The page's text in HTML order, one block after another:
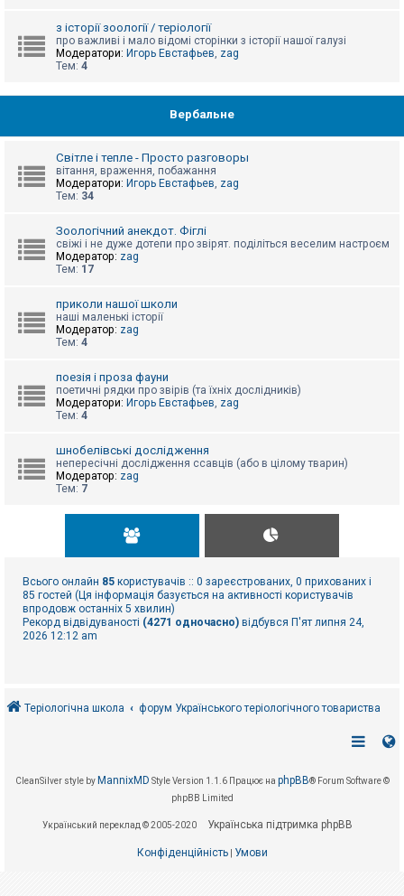
з історії зоології / теріології
про важливі і мало відомі сторінки з історії нашої галузі
Модератори: Игорь Евстафьев, zag
Тем: 4
Вербальне
Світле і тепле - Просто разговоры
вітання, враження, побажання
Модератори: Игорь Евстафьев, zag
Тем: 34
Зоологічний анекдот. Фіглі
свіжі і не дуже дотепи про звірят. поділіться веселим настроєм
Модератор: zag
Тем: 17
приколи нашої школи
наші маленькі історії
Модератор: zag
Тем: 4
поезія і проза фауни
поетичні рядки про звірів (та їхніх дослідників)
Модератори: Игорь Евстафьев, zag
Тем: 4
шнобелівські дослідження
непересічні дослідження ссавців (або в цілому тварин)
Модератор: zag
Тем: 7
Всього онлайн 85 користувачів :: 0 зареєстрованих, 0 прихованих і
85 гостей (Ця інформація базується на активності користувачів
впродовж останніх 5 хвилин)
Рекорд відвідуваності (4271 одночасно) відбувся П'ят липня 24,
2026 12:12 am
Теріологічна школа форум Українського теріологічного товариства
CleanSilver style by MannixMD Style Version 1.1.6 Працює на phpBB® Forum Software ©
phpBB Limited
Український переклад © 2005-2020 Українська підтримка phpBB
Конфіденційність| Умови